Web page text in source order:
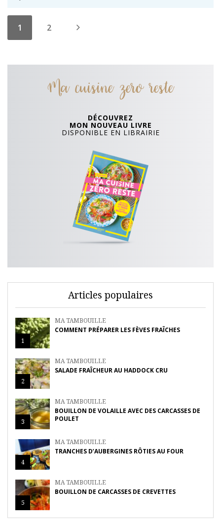
1 2
Ma cuisine zero reste
DÉCOUVREZ
MON NOUVEAU LIVRE
DISPONIBLE EN LIBRAIRIE
Articles populaires
1
MA TAMBOUILLE
COMMENT PRÉPARER LES FÈVES FRAÎCHES
2
MA TAMBOUILLE
SALADE FRAÎCHEUR AU HADDOCK CRU
3
MA TAMBOUILLE
BOUILLON DE VOLAILLE AVEC DES CARCASSES DE
POULET
4
MA TAMBOUILLE
TRANCHES D’AUBERGINES RÔTIES AU FOUR
5
MA TAMBOUILLE
BOUILLON DE CARCASSES DE CREVETTES